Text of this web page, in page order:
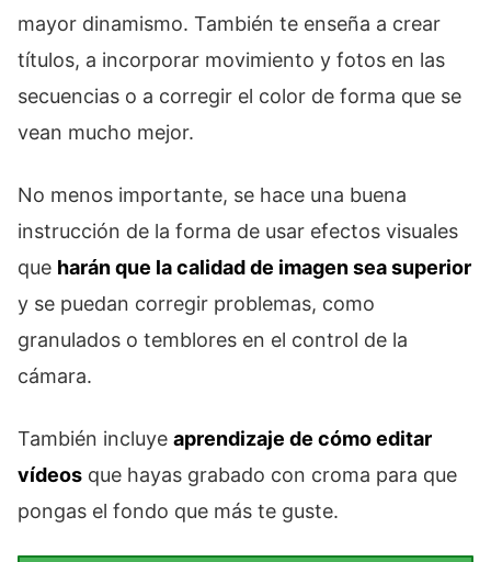
mayor dinamismo. También te enseña a crear
títulos, a incorporar movimiento y fotos en las
secuencias o a corregir el color de forma que se
vean mucho mejor.
No menos importante, se hace una buena
instrucción de la forma de usar efectos visuales
que harán que la calidad de imagen sea superior
y se puedan corregir problemas, como
granulados o temblores en el control de la
cámara.
También incluye aprendizaje de cómo editar
vídeos que hayas grabado con croma para que
pongas el fondo que más te guste.